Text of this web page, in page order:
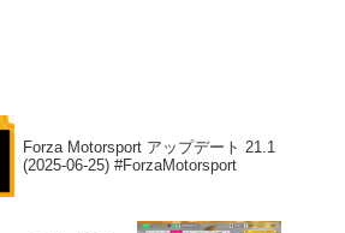
Forza Motorsport アップデート 21.1
(2025-06-25) #ForzaMotorsport